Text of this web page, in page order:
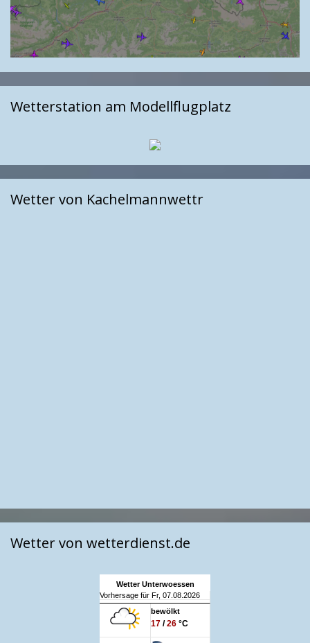
Wetterstation am Modellflugplatz
Wetter von Kachelmannwettr
Wetter von wetterdienst.de
Wetter Unterwoessen
Vorhersage für Fr, 07.08.2026
bewölkt
17 /26 °C